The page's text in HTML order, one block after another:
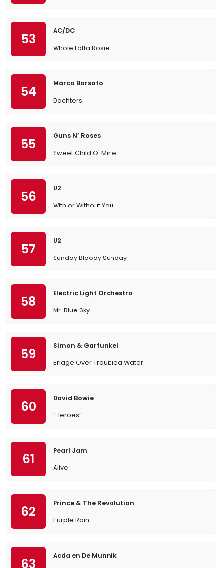
53
AC/DC
Whole Lotta Rosie
54
Marco Borsato
Dochters
55
Guns N’ Roses
Sweet Child O' Mine
56
U2
With or Without You
57
U2
Sunday Bloody Sunday
58
Electric Light Orchestra
Mr. Blue Sky
59
Simon & Garfunkel
Bridge Over Troubled Water
60
David Bowie
“Heroes”
61
Pearl Jam
Alive
62
Prince & The Revolution
Purple Rain
63
Acda en De Munnik